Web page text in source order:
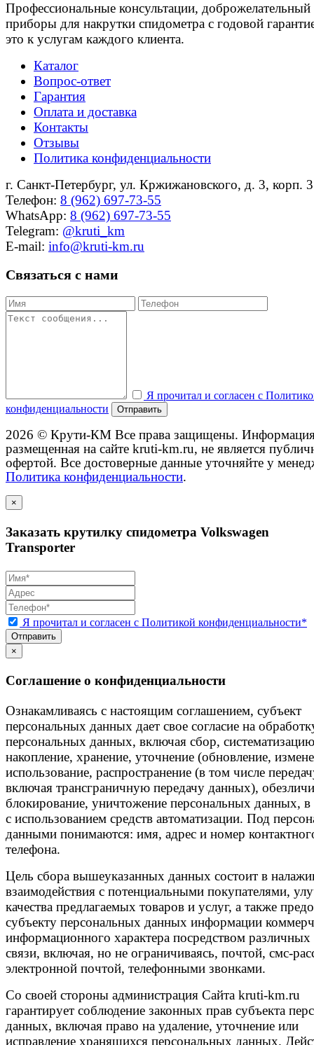
Профессиональные консультации, доброжелательный
приборы для накрутки спидометра с годовой
это к услугам каждого клиента.
Каталог
Вопрос-ответ
Гарантия
Оплата и доставка
Контакты
Отзывы
Политика конфиденциальности
г. Санкт-Петербург, ул. Кржижановского, д. 3, корп. 3
Телефон: 8 (962) 697-73-55
WhatsApp: 8 (962) 697-73-55
Telegram: @kruti_km
E-mail: info@kruti-km.ru
Связаться с нами
Я прочитал и согласен с
конфиденциальности
Отправить
2026 © Крути-КМ Все права защищены.
размещенная на сайте kruti-km.ru, не является
офертой. Все достоверные данные уточняйте у
Политика конфиденциальности.
×
Заказать крутилку спидометра Volkswagen
Transporter
Я прочитал и согласен с Политикой конфиденциальности*
Отправить
×
Соглашение о конфиденциальности
Ознакамливаясь с настоящим соглашением, субъект
персональных данных дает свое согласие на
персональных данных, включая сбор,
накопление, хранение, уточнение (обновление,
использование, распространение (в том числе
включая трансграничную передачу данных),
блокирование, уничтожение персональных данных, в
с использованием средств автоматизации. Под
данными понимаются: имя, адрес и номер
телефона.
Цель сбора вышеуказанных данных состоит в
взаимодействия с потенциальными покупателями,
качества предлагаемых товаров и услуг, а также
субъекту персональных данных информации
информационного характера посредством различных
связи, включая, но не ограничиваясь, почтой, смс-
электронной почтой, телефонными звонками.
Со своей стороны администрация Сайта kruti-km.ru
гарантирует соблюдение законных прав субъекта
данных, включая право на удаление, уточнение или
исправление хранящихся персональных данных.